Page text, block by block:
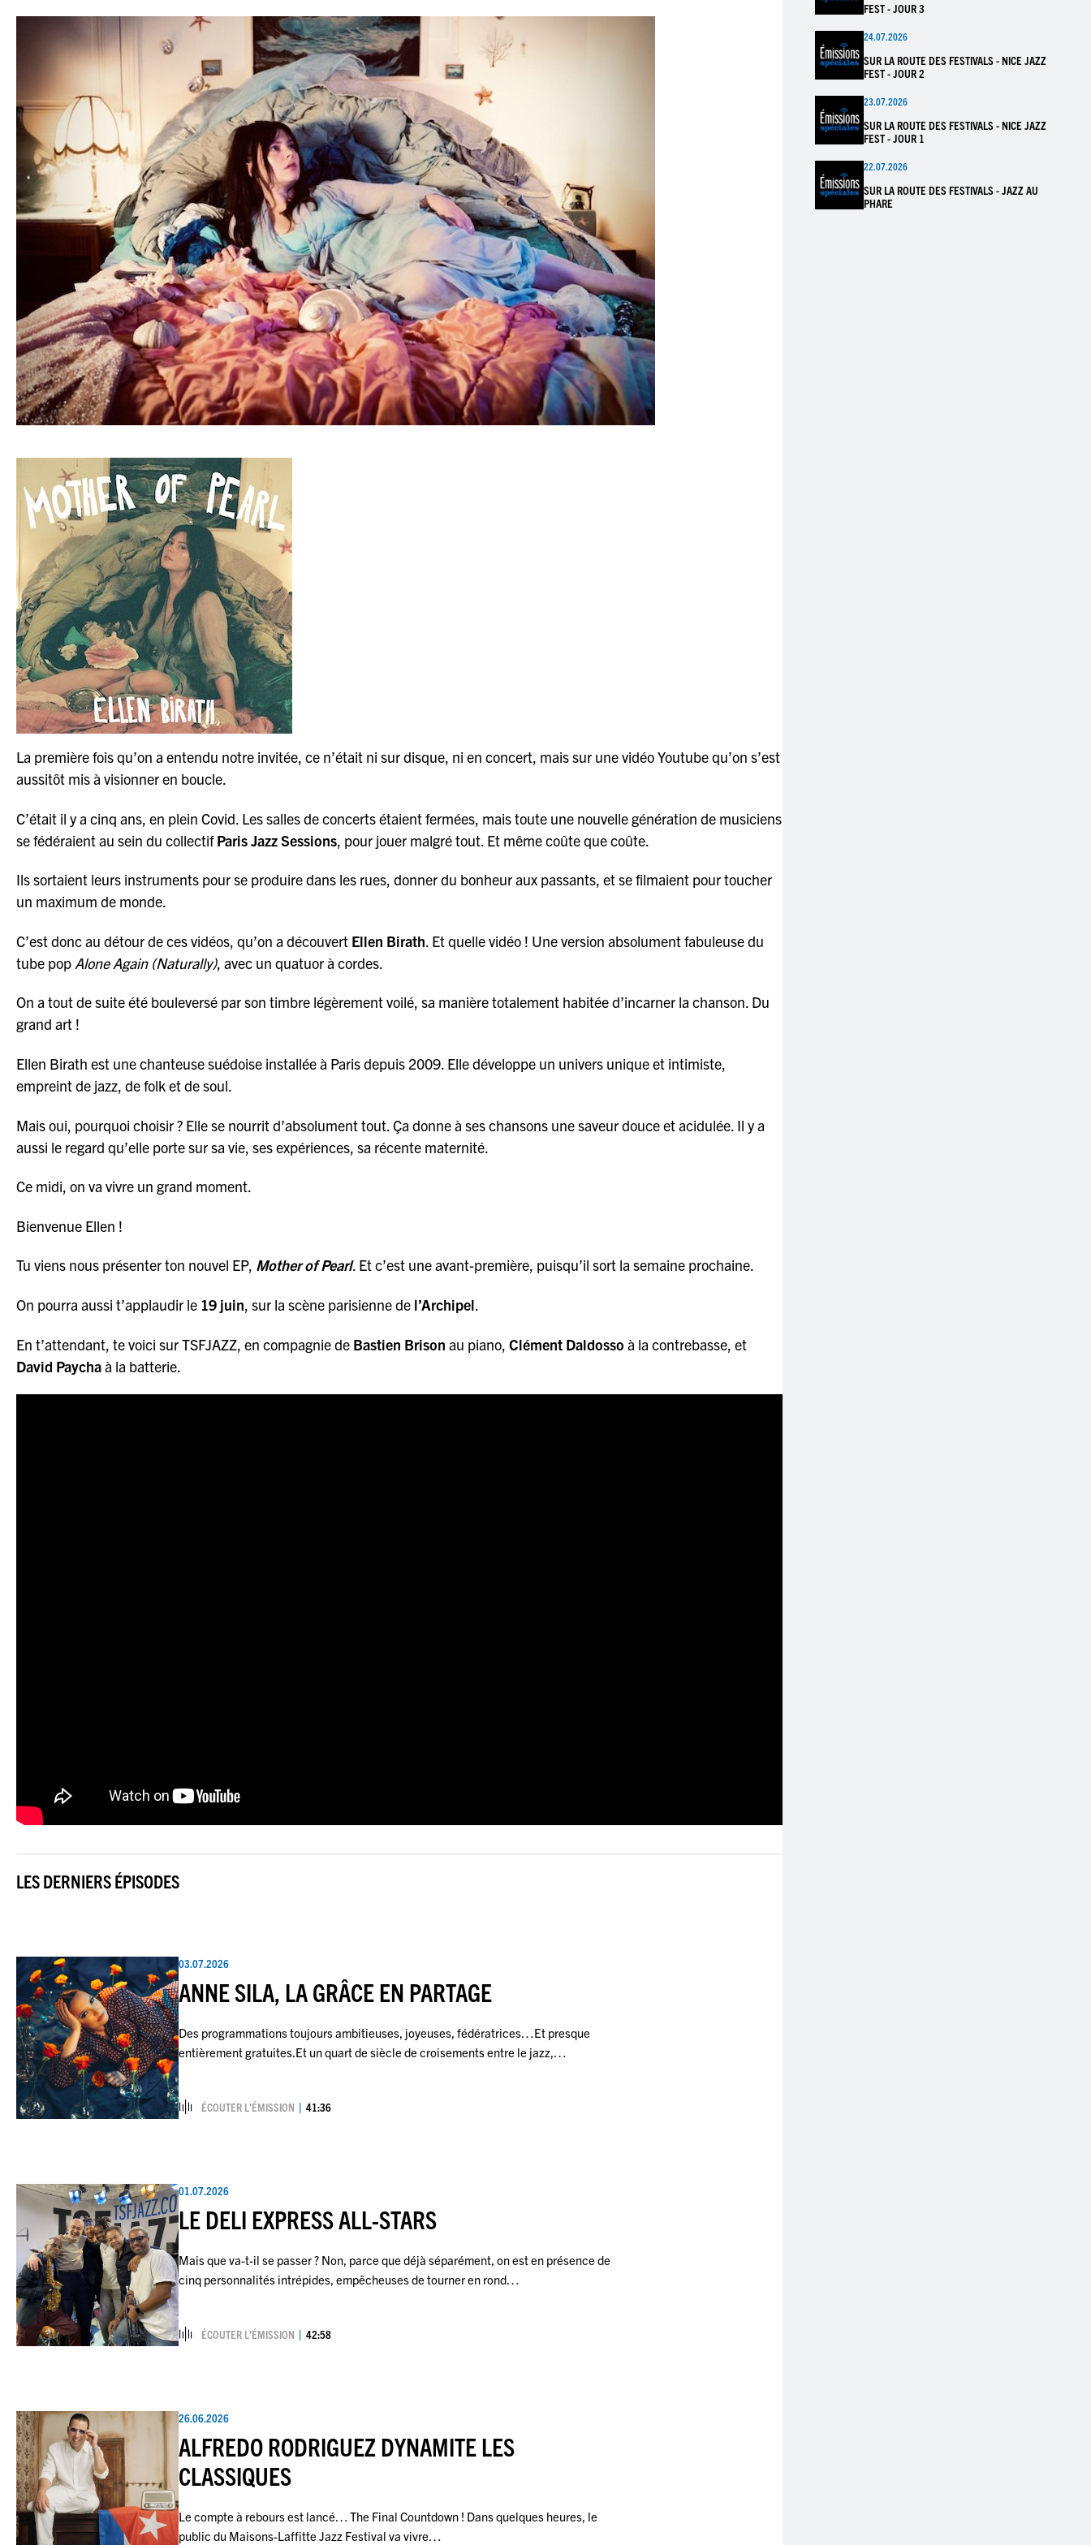
La première fois qu’on a entendu notre invitée, ce n’était ni sur disque, ni en concert, mais sur une vidéo Youtube qu’on s’est
aussitôt mis à visionner en boucle.
C’était il y a cinq ans, en plein Covid. Les salles de concerts étaient fermées, mais toute une nouvelle génération de musiciens
se fédéraient au sein du collectifParis Jazz Sessions , pour jouer malgré tout. Et même coûte que coûte.
Ils sortaient leurs instruments pour se produire dans les rues, donner du bonheur aux passants, et se filmaient pour toucher
un maximum de monde.
C’est donc au détour de ces vidéos, qu’on a découvert Ellen Birath. Et quelle vidéo ! Une version absolument fabuleuse du
tube pop Alone Again (Naturally), avec un quatuor à cordes.
On a tout de suite été bouleversé par son timbre légèrement voilé, sa manière totalement habitée d’incarner la chanson. Du
grand art !
Ellen Birath est une chanteuse suédoise installée à Paris depuis 2009. Elle développe un univers unique et intimiste,
empreint de jazz, de folk et de soul.
Mais oui, pourquoi choisir ? Elle se nourrit d’absolument tout. Ça donne à ses chansons une saveur douce et acidulée. Il y a
aussi le regard qu’elle porte sur sa vie, ses expériences, sa récente maternité.
Ce midi, on va vivre un grand moment.
Bienvenue Ellen !
Tu viens nous présenter ton nouvel EP, Mother of Pearl. Et c’est une avant-première, puisqu’il sort la semaine prochaine.
On pourra aussi t’applaudir le 19 juin, sur la scène parisienne de l’Archipel.
En t’attendant, te voici sur TSFJAZZ, en compagnie de Bastien Brison au piano, Clément Daldosso à la contrebasse, et
David Paychaà la batterie.
LES DERNIERS ÉPISODES
03.07.2026
ANNE SILA, LA GRÂCE EN PARTAGE
Des programmations toujours ambitieuses, joyeuses, fédératrices…Et presque
entièrement gratuites.Et un quart de siècle de croisements entre le jazz,…
ÉCOUTER L’ÉMISSION 41:36
01.07.2026
LE DELI EXPRESS ALL-STARS
Mais que va-t-il se passer ? Non, parce que déjà séparément, on est en présence de
cinq personnalités intrépides, empêcheuses de tourner en rond…
ÉCOUTER L’ÉMISSION 42:58
26.06.2026
ALFREDO RODRIGUEZ DYNAMITE LES
CLASSIQUES
Le compte à rebours est lancé… The Final Countdown ! Dans quelques heures, le
public du Maisons-Laffitte Jazz Festival va vivre…
FEST - JOUR 3
24.07.2026
SUR LA ROUTE DES FESTIVALS - NICE JAZZ
FEST - JOUR 2
23.07.2026
SUR LA ROUTE DES FESTIVALS - NICE JAZZ
FEST - JOUR 1
22.07.2026
SUR LA ROUTE DES FESTIVALS - JAZZ AU
PHARE